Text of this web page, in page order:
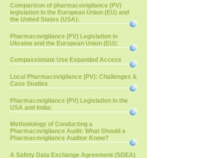
Comparison of pharmacovigilance (PV)
legislation in the European Union (EU) and
the United States (USA):
Pharmacovigilance (PV) Legislation in
Ukraine and the European Union (EU):
Compassionate Use Expanded Access
Local Pharmacovigilance (PV): Challenges &
Case Studies
Pharmacovigilance (PV) Legislation in the
USA and India:
Methodology of Conducting a
Pharmacovigilance Audit: What Should a
Pharmacovigilance Auditor Know?
A Safety Data Exchange Agreement (SDEA)